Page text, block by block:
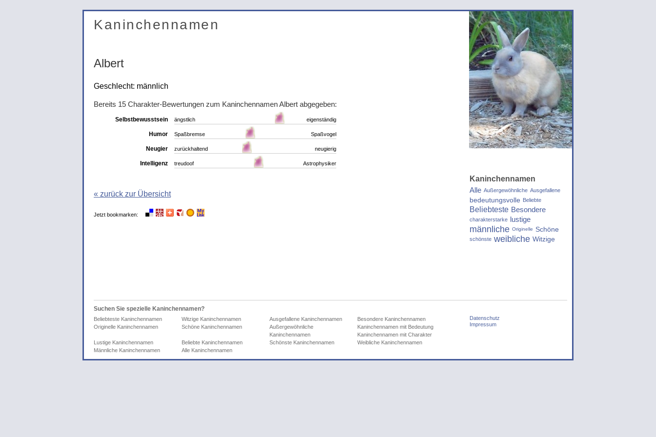
Kaninchennamen
Albert
Geschlecht: männlich
Bereits 15 Charakter-Bewertungen zum Kaninchennamen Albert abgegeben:
Selbstbewusstsein ängstlich eigenständig
Humor Spaßbremse Spaßvogel
Neugier zurückhaltend neugierig
Intelligenz treudoof Astrophysiker
« zurück zur Übersicht
Jetzt bookmarken:
Kaninchennamen
Alle Außergewöhnliche Ausgefallene
bedeutungsvolle Beliebte
Beliebteste Besondere
charakterstarke lustige
männliche Originelle Schöne
schönste weibliche Witzige
Suchen Sie spezielle Kaninchennamen?
Beliebteste Kaninchennamen Witzige Kaninchennamen Ausgefallene Kaninchennamen
Besondere Kaninchennamen
Originelle Kaninchennamen
Schöne Kaninchennamen
Außergewöhnliche
Kaninchennamen
Kaninchennamen mit Bedeutung
Kaninchennamen mit Charakter
Lustige Kaninchennamen
Beliebte Kaninchennamen Schönste Kaninchennamen
Weibliche Kaninchennamen
Männliche Kaninchennamen
Alle Kaninchennamen
Datenschutz
Impressum